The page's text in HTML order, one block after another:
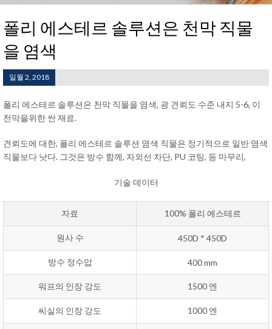
폴리 에스테르 솔루션은 천막 직물
을 염색
일월 2, 2018
폴리 에스테르 솔루션은 천막 직물을 염색, 광 견뢰도 수준 내지 5-6, 이
천막을위한 싼 재료.
견뢰도에 대한, 폴리 에스테르 솔루션 염색 직물은 정기적으로 일반 염색
직물보다 낫다. 그것은 방수 함께, 자외선 차단, PU 코팅, 등 마무리,
기술 데이터
자료 100% 폴리 에스테르
원사 수 450D * 450D
방수 정수압 400 mm
워프의 인장 강도 1500 엔
씨실의 인장 강도 1000 엔